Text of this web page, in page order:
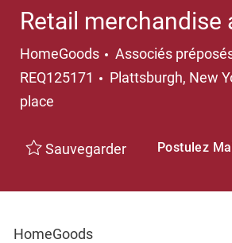
Retail merchandise
HomeGoods Catégorie
Associés
REQ125171
Emplacement
Plattsburgh, New
place
Sauvegarder Postulez
HomeGoods